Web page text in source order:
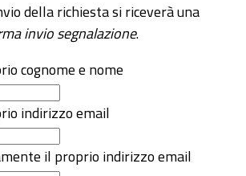
della richiesta si riceverà una
invio segnalazione.
cognome e nome
indirizzo email
il proprio indirizzo email